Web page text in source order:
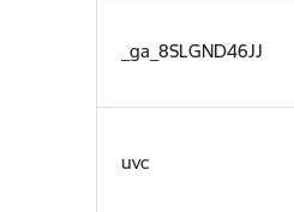
_ga_8SLGND46JJ
uvc